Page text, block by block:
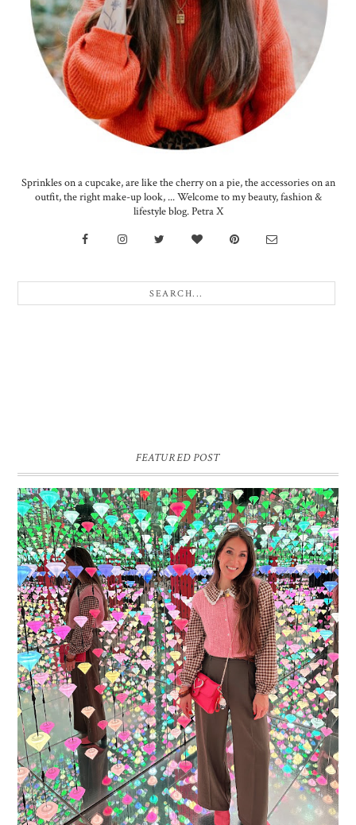
Sprinkles on a cupcake, are like the cherry on a pie, the accessories on an
outfit, the right make-up look, ... Welcome to my beauty, fashion &
lifestyle blog. Petra X
FEATURED POST
16 JAAR SPRINKLES ON A CUPCAKE
Vandaag is het weer zo’n moment waarop ik even bewust op de
pauzeknop duw, want Sprinkles on a Cupcake bestaat 16 jaar. Zestien.
Dat blijft ...